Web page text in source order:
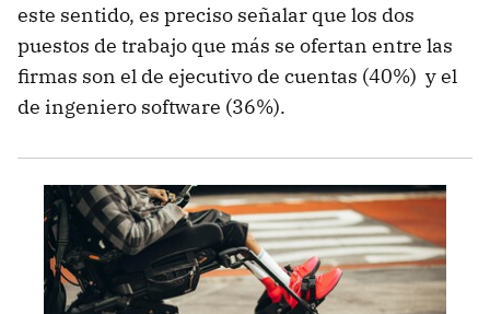
este sentido, es preciso señalar que los dos
puestos de trabajo que más se ofertan entre las
firmas son el de ejecutivo de cuentas (40%) y el
de ingeniero software (36%).